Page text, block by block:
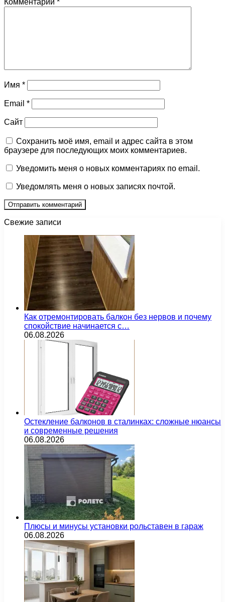
Комментарий *
Имя *
Email *
Сайт
Сохранить моё имя, email и адрес сайта в этом
браузере для последующих моих комментариев.
Уведомить меня о новых комментариях по email.
Уведомлять меня о новых записях почтой.
Свежие записи
Как отремонтировать балкон без нервов и почему
спокойствие начинается с…
06.08.2026
Остекление балконов в сталинках: сложные нюансы
и современные решения
06.08.2026
Плюсы и минусы установки рольставен в гараж
06.08.2026